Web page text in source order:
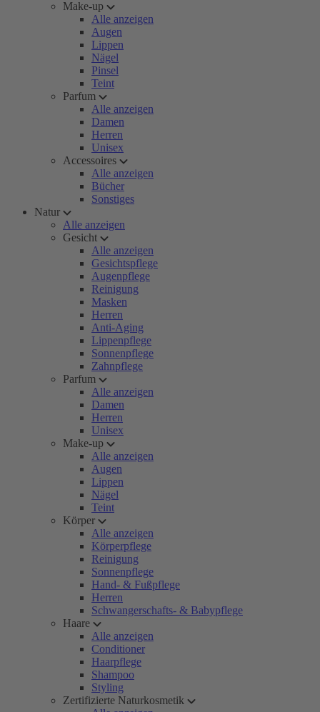
Make-up
Alle anzeigen
Augen
Lippen
Nägel
Pinsel
Teint
Parfum
Alle anzeigen
Damen
Herren
Unisex
Accessoires
Alle anzeigen
Bücher
Sonstiges
Natur
Alle anzeigen
Gesicht
Alle anzeigen
Gesichtspflege
Augenpflege
Reinigung
Masken
Herren
Anti-Aging
Lippenpflege
Sonnenpflege
Zahnpflege
Parfum
Alle anzeigen
Damen
Herren
Unisex
Make-up
Alle anzeigen
Augen
Lippen
Nägel
Teint
Körper
Alle anzeigen
Körperpflege
Reinigung
Sonnenpflege
Hand- & Fußpflege
Herren
Schwangerschafts- & Babypflege
Haare
Alle anzeigen
Conditioner
Haarpflege
Shampoo
Styling
Zertifizierte Naturkosmetik